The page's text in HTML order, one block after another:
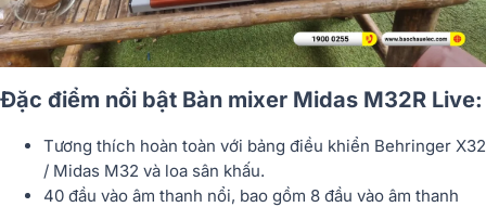
Đặc điểm nổi bật Bàn mixer Midas M32R Live:
Tương thích hoàn toàn với bảng điều khiển Behringer X32
/ Midas M32 và loa sân khấu.
40 đầu vào âm thanh nổi, bao gồm 8 đầu vào âm thanh